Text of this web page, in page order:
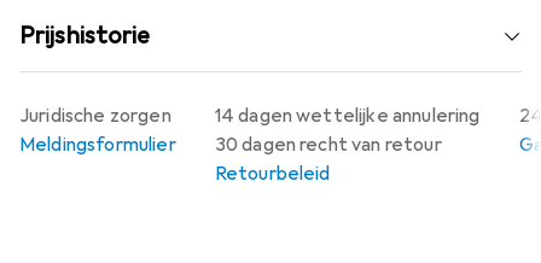
Prijshistorie
14 dagen wettelijke annulering
30 dagen recht van retour
Retourbeleid
Juridische zorgen
Meldingsformulier